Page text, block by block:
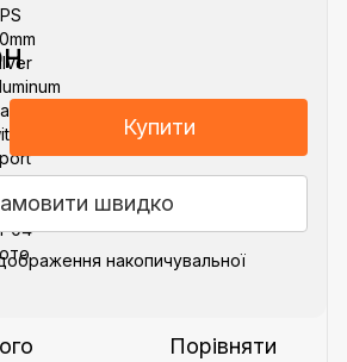
Купити
швидко
накопичувальної
Порівняти